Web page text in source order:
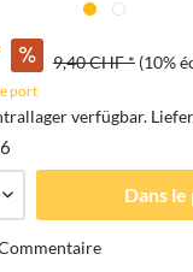
9,40 CHF * (10%
port
verfügbar.
Dans